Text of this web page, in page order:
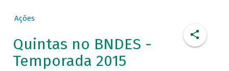
Ações
Quintas no BNDES -
Temporada 2015